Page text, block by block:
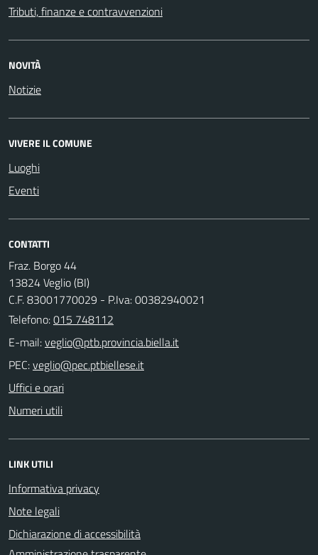
Tributi, finanze e contravvenzioni
NOVITÀ
Notizie
VIVERE IL COMUNE
Luoghi
Eventi
CONTATTI
Fraz. Borgo 44
13824 Veglio (BI)
C.F. 83001770029 - P.Iva: 00382940021
Telefono:015 748112
E-mail:
PEC:
Uffici e orari
Numeri utili
LINK UTILI
Informativa privacy
Note legali
Dichiarazione di accessibilità